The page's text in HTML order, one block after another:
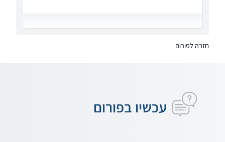
חזרה לפורום
עכשיו בפורום